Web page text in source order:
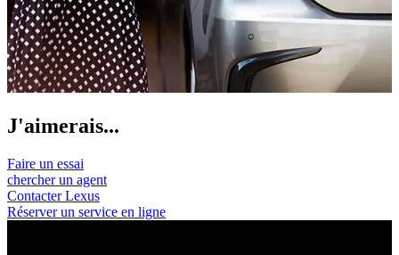
J'aimerais...
Faire un essai
chercher un agent
Contacter Lexus
Réserver un service en ligne